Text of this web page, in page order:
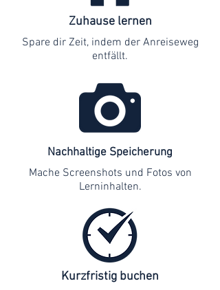
Zuhause lernen
Spare dir Zeit, indem der Anreiseweg
entfällt.
Nachhaltige Speicherung
Mache Screenshots und Fotos von
Lerninhalten.
Kurzfristig buchen